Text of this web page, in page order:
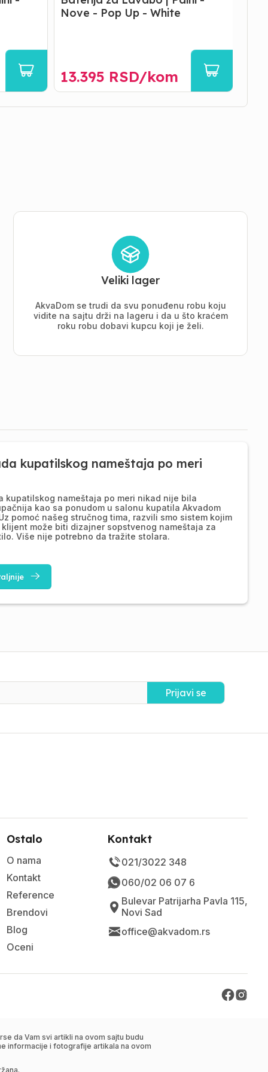
Nove - Pop Up - White
13.395 RSD/kom
Veliki lager
AkvaDom se trudi da svu ponuđenu robu koju
vidite na sajtu drži na lageru i da u što kraćem
roku robu dobavi kupcu koji je želi.
kupatilskog nameštaja po meri
kupatilskog nameštaja po meri nikad nije bila
kao sa ponudom u salonu kupatila Akvadom
pomoć našeg stručnog tima, razvili smo sistem kojim
klijent može biti dizajner sopstvenog nameštaja za
Više nije potrebno da tražite stolara.
Prijavi se
Ostalo
O nama
Kontakt
Reference
Brendovi
Blog
Oceni
Kontakt
021/3022 348
060/02 06 07 6
Bulevar Patrijarha Pavla 115,
Novi Sad
office@akvadom.rs
da Vam svi artikli na ovom sajtu budu
informacije i fotografije artikala na ovom